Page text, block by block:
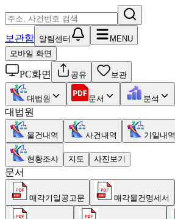
보관함 알림센터
MENU
모바일 화면
PC화면 공유 보관
대법원 문서 분석
대법원
물건내역 사건내역 기일내역
현황조사 지도 사진보기
문서
매각기일공고문 매각물건명세서